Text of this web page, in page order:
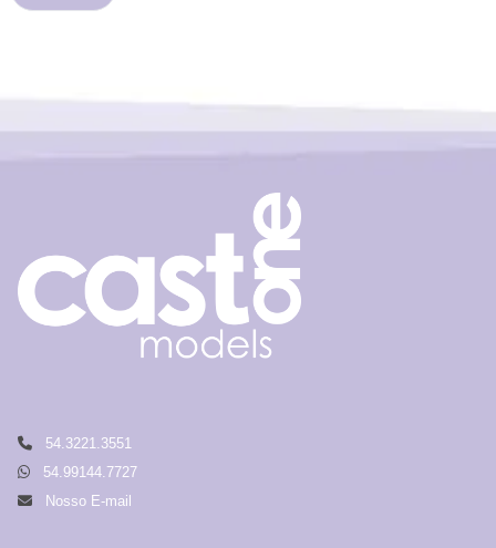
54.3221.3551
54.99144.7727
Nosso E-mail